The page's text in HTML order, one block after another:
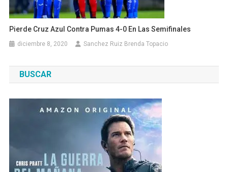
Pierde Cruz Azul Contra Pumas 4-0 En Las Semifinales
diciembre 8, 2020 Sanchez Ruiz Brenda Topacio
BUSCAR